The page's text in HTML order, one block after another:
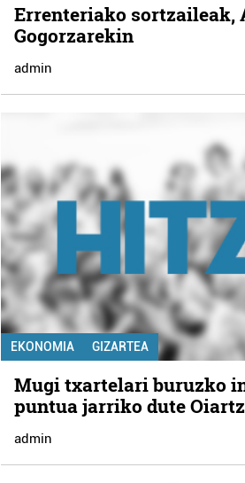
Errenteriako sortzaileak,
Gogorzarekin
admin
EKONOMIA GIZARTEA
Mugi txartelari buruzko
puntua jarriko dute
admin